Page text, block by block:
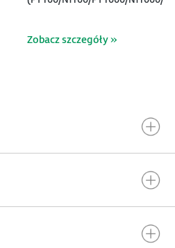
Zobacz szczegóły »